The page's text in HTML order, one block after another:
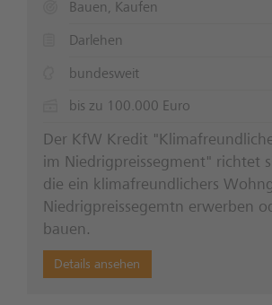
Bauen, Kaufen
Darlehen
bundesweit
bis zu 100.000 Euro
Der KfW Kredit
im Niedrigpreissegment" richtet
die ein klimafreundlichers
Niedrigpreissegemtn erwerben
bauen.
Details ansehen